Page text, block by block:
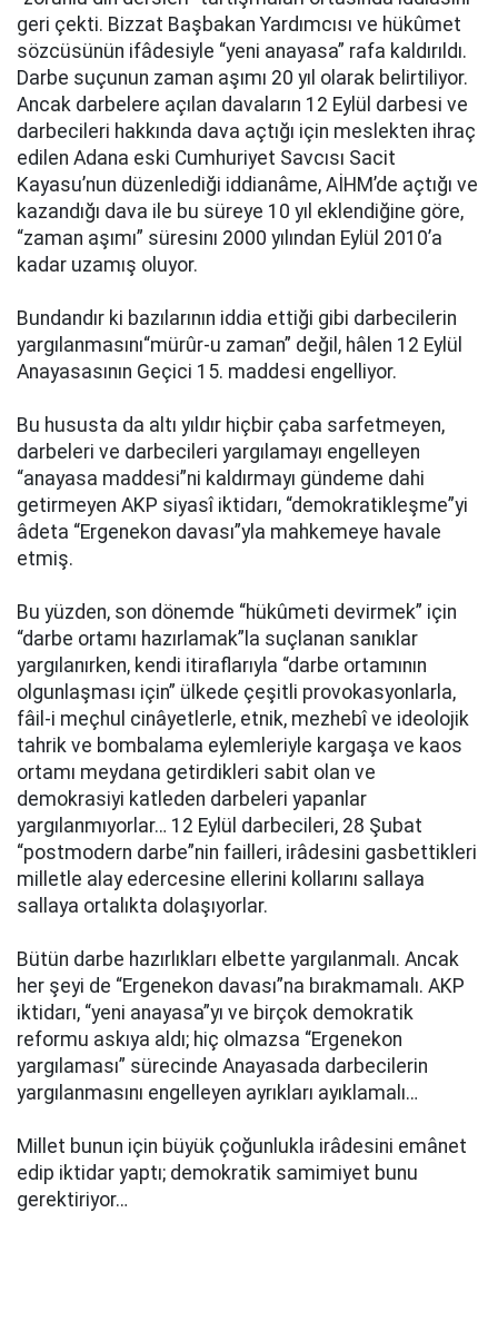
geri çekti. Bizzat Başbakan Yardımcısı ve hükûmet
sözcüsünün ifâdesiyle “yeni anayasa” rafa kaldırıldı.
Darbe suçunun zaman aşımı 20 yıl olarak belirtiliyor.
Ancak darbelere açılan davaların 12 Eylül darbesi ve
darbecileri hakkında dava açtığı için meslekten ihraç
edilen Adana eski Cumhuriyet Savcısı Sacit
Kayasu’nun düzenlediği iddianâme, AİHM’de açtığı ve
kazandığı dava ile bu süreye 10 yıl eklendiğine göre,
“zaman aşımı” süresinı 2000 yılından Eylül 2010’a
kadar uzamış oluyor.
Bundandır ki bazılarının iddia ettiği gibi darbecilerin
yargılanmasını“mürûr-u zaman” değil, hâlen 12 Eylül
Anayasasının Geçici 15. maddesi engelliyor.
Bu hususta da altı yıldır hiçbir çaba sarfetmeyen,
darbeleri ve darbecileri yargılamayı engelleyen
“anayasa maddesi”ni kaldırmayı gündeme dahi
getirmeyen AKP siyasî iktidarı, “demokratikleşme”yi
âdeta “Ergenekon davası”yla mahkemeye havale
etmiş.
Bu yüzden, son dönemde “hükûmeti devirmek” için
“darbe ortamı hazırlamak”la suçlanan sanıklar
yargılanırken, kendi itiraflarıyla “darbe ortamının
olgunlaşması için” ülkede çeşitli provokasyonlarla,
fâil-i meçhul cinâyetlerle, etnik, mezhebî ve ideolojik
tahrik ve bombalama eylemleriyle kargaşa ve kaos
ortamı meydana getirdikleri sabit olan ve
demokrasiyi katleden darbeleri yapanlar
yargılanmıyorlar… 12 Eylül darbecileri, 28 Şubat
“postmodern darbe”nin failleri, irâdesini gasbettikleri
milletle alay edercesine ellerini kollarını sallaya
sallaya ortalıkta dolaşıyorlar.
Bütün darbe hazırlıkları elbette yargılanmalı. Ancak
her şeyi de “Ergenekon davası”na bırakmamalı. AKP
iktidarı, “yeni anayasa”yı ve birçok demokratik
reformu askıya aldı; hiç olmazsa “Ergenekon
yargılaması” sürecinde Anayasada darbecilerin
yargılanmasını engelleyen ayrıkları ayıklamalı…
Millet bunun için büyük çoğunlukla irâdesini emânet
edip iktidar yaptı; demokratik samimiyet bunu
gerektiriyor…